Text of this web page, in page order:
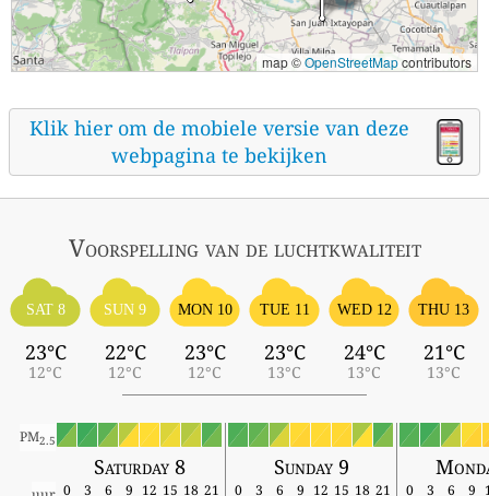
map ©OpenStreetMapcontributors
Klik hier om de mobiele versie van deze
webpagina te bekijken
Voorspelling van de luchtkwaliteit
SAT 8
23°C
12°C
SUN 9
22°C
12°C
MON 10
23°C
12°C
TUE 11
23°C
13°C
WED 12
24°C
13°C
THU 13
21°C
13°C
PM2.5
Saturday 8 Sunday 9
0 3 6 9 12 15 18 21 0 3 6 9 12 15 18 21 0 3 6 9